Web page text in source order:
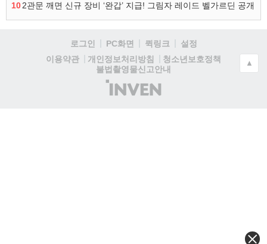
102관문 깨면 신규 장비 ‘완갑’ 지급! 그림자 레이드 벨가르딘 공개
로그인 PC화면 퀵링크
설정
이용약관
개인정보처리방침
청소년보호정책
불법촬영물신고안내
(주)
인
▲